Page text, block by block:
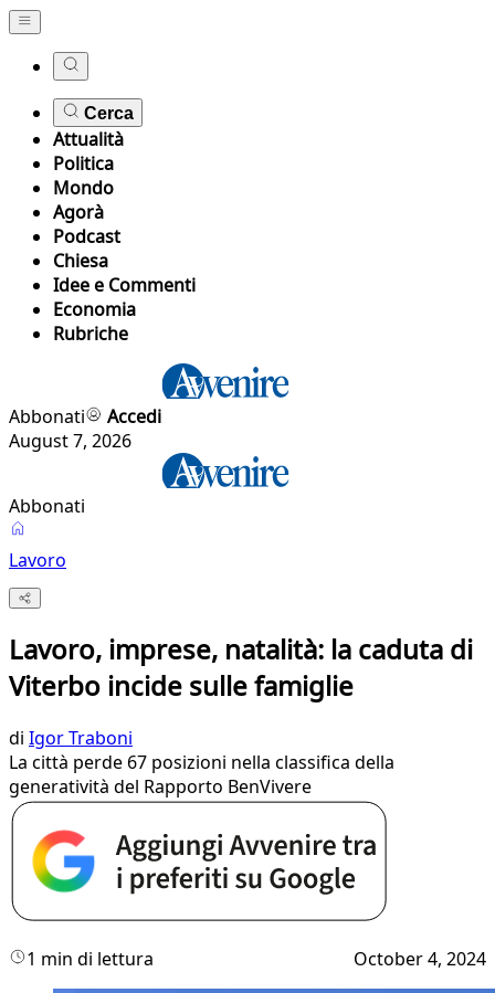
Cerca
Attualità
Politica
Mondo
Agorà
Podcast
Chiesa
Idee e Commenti
Economia
Rubriche
Abbonati
Accedi
August 7, 2026
Abbonati
Lavoro
Lavoro, imprese, natalità: la caduta di
Viterbo incide sulle famiglie
di Igor Traboni
La città perde 67 posizioni nella classifica della
generatività del Rapporto BenVivere
1 min di lettura October 4, 2024